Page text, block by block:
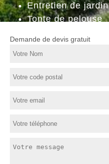
Entretien de jardin
Tonte de pelouse
Demande de devis gratuit